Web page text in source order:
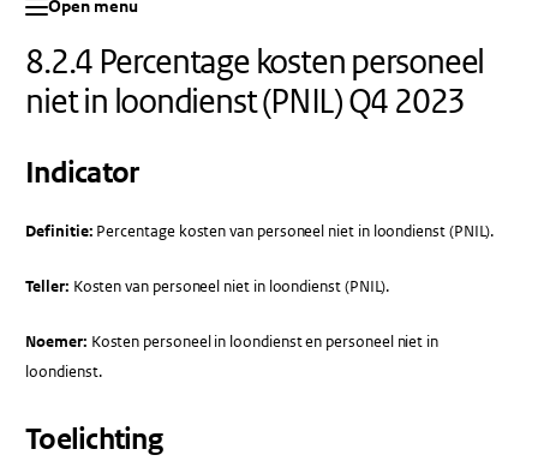
Open menu
8.2.4 Percentage kosten personeel
niet in loondienst (PNIL) Q4 2023
Indicator
Definitie: Percentage kosten van personeel niet in loondienst (PNIL).
Teller: Kosten van personeel niet in loondienst (PNIL).
Noemer: Kosten personeel in loondienst en personeel niet in
loondienst.
Toelichting